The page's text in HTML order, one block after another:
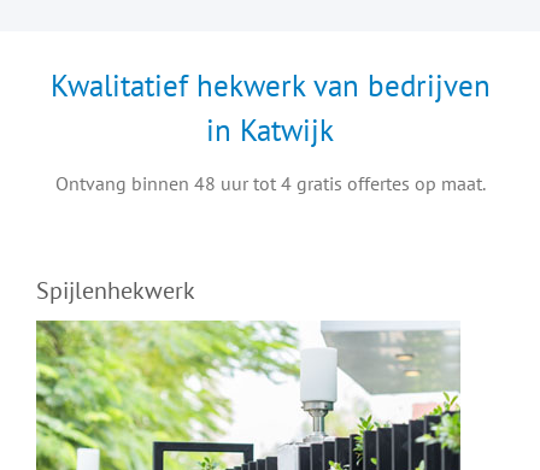
Kwalitatief hekwerk van bedrijven
in Katwijk
Ontvang binnen 48 uur tot 4 gratis offertes op maat.
Spijlenhekwerk